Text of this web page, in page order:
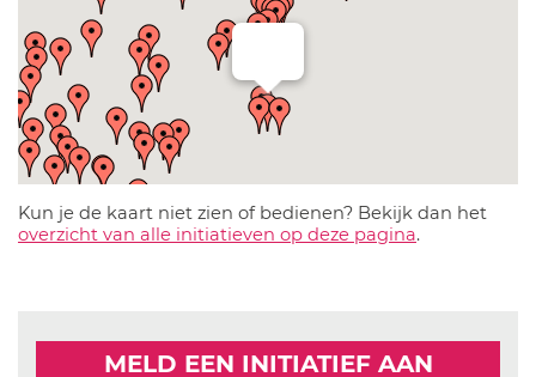
Kun je de kaart niet zien of bedienen? Bekijk dan het
overzicht van alle initiatieven op deze pagina.
MELD EEN INITIATIEF AAN